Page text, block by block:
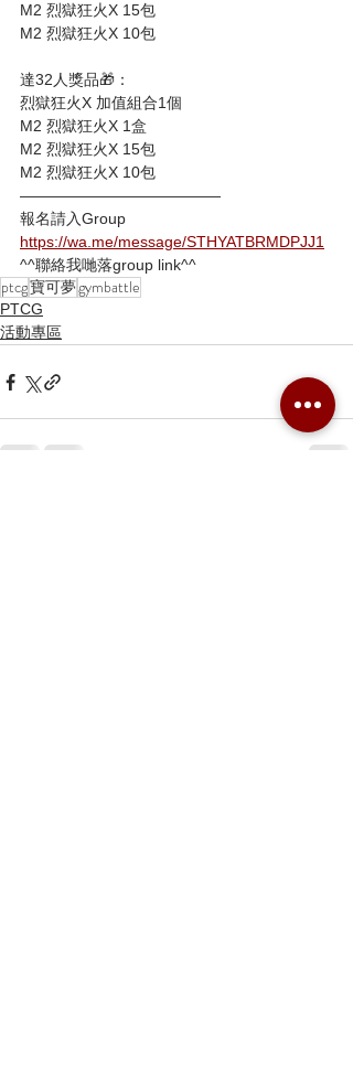
M2 烈獄狂火X 15包
M2 烈獄狂火X 10包
達32人獎品🎁：
烈獄狂火X 加值組合1個
M2 烈獄狂火X 1盒
M2 烈獄狂火X 15包
M2 烈獄狂火X 10包
—————————————
報名請入Group
https://wa.me/message/STHYATBRMDPJJ1
^^聯絡我哋落group link^^
ptcg寶可夢gymbattle
PTCG
活動專區